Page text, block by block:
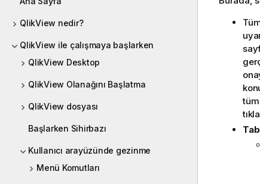
QlikView nedir?
QlikView ile çalışmaya başlarken
QlikView Desktop
QlikView Olanağını Başlatma
QlikView dosyası
Başlarken Sihirbazı
Kullanıcı arayüzünde gezinme
Menü Komutları